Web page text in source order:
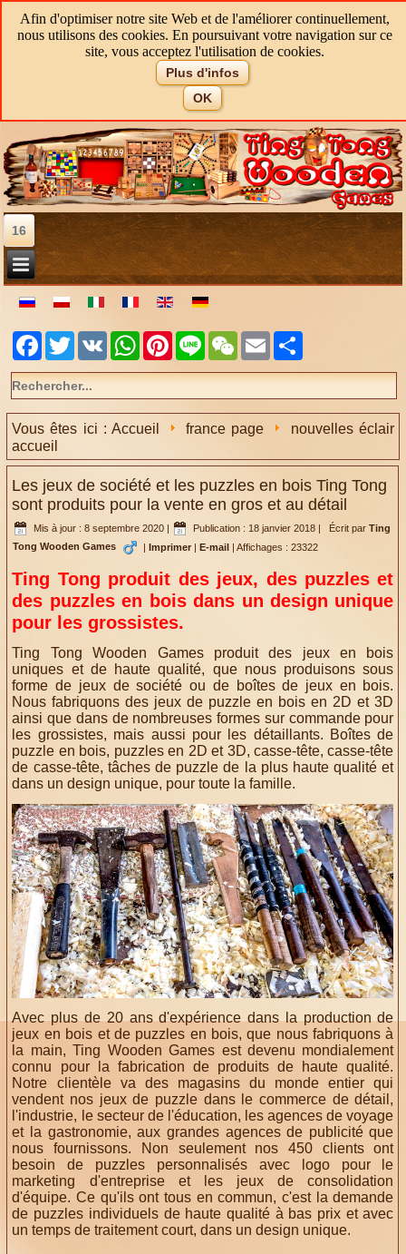
Afin d'optimiser notre site Web et de l'améliorer continuellement,
nous utilisons des cookies. En poursuivant votre navigation sur ce
site, vous acceptez l'utilisation de cookies.
Plus d'infos
OK
16
Facebook
TwitterVK WhatsApp
Pinterest
Line WeChatEmail
Vous êtes ici : Accueil france page
nouvelles éclair
accueil
Les jeux de société et les puzzles en bois Ting Tong
sont produits pour la vente en gros et au détail
Mis à jour : 8 septembre 2020 | Publication : 18 janvier 2018 | Écrit parTing
Tong Wooden Games
| Imprimer | E-mail | Affichages : 23322
Ting Tong produit des jeux, des puzzles et
des puzzles en bois dans un design unique
pour les grossistes.
Ting Tong Wooden Games produit des jeux en bois
uniques et de haute qualité, que nous produisons sous
forme de jeux de société ou de boîtes de jeux en bois.
Nous fabriquons des jeux de puzzle en bois en 2D et 3D
ainsi que dans de nombreuses formes sur commande pour
les grossistes, mais aussi pour les détaillants. Boîtes de
puzzle en bois, puzzles en 2D et 3D, casse-tête, casse-tête
de casse-tête, tâches de puzzle de la plus haute qualité et
dans un design unique, pour toute la famille.
Avec plus de 20 ans d'expérience dans la production de
jeux en bois et de puzzles en bois, que nous fabriquons à
la main, Ting Wooden Games est devenu mondialement
connu pour la fabrication de produits de haute qualité.
Notre clientèle va des magasins du monde entier qui
vendent nos jeux de puzzle dans le commerce de détail,
l'industrie, le secteur de l'éducation, les agences de voyage
et la gastronomie, aux grandes agences de publicité que
nous fournissons. Non seulement nos 450 clients ont
besoin de puzzles personnalisés avec logo pour le
marketing d'entreprise et les jeux de consolidation
d'équipe. Ce qu'ils ont tous en commun, c'est la demande
de puzzles individuels de haute qualité à bas prix et avec
un temps de traitement court, dans un design unique.